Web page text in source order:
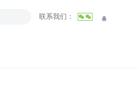
联系我们：  